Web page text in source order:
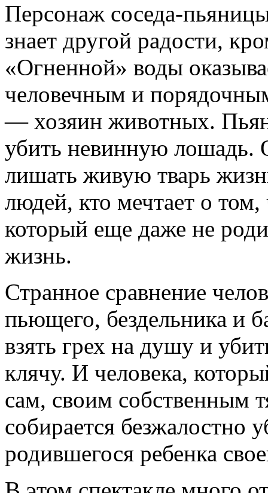
Персонаж соседа-
знает другой радости,
«Огненной» воды
человечным и
— хозяин животных.
убить невинную лошадь.
лишать живую тварь
людей, кто мечтает о
который еще даже не
жизнь.
Странное сравнение
пьющего, бездельника и
взять грех на душу и
клячу. И человека,
сам, своим собственным
собирается безжалостно
родившегося ребенка